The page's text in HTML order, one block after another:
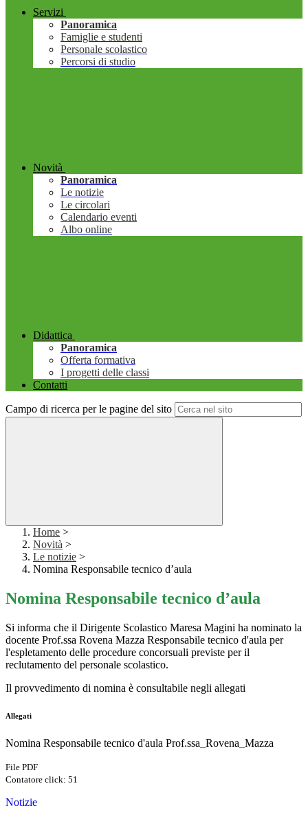
Servizi
Panoramica
Famiglie e studenti
Personale scolastico
Percorsi di studio
Novità
Panoramica
Le notizie
Le circolari
Calendario eventi
Albo online
Didattica
Panoramica
Offerta formativa
I progetti delle classi
Contatti
Campo di ricerca per le pagine del sito
Home >
Novità >
Le notizie >
Nomina Responsabile tecnico d’aula
Nomina Responsabile tecnico d’aula
Si informa che il Dirigente Scolastico Maresa Magini ha nominato la
docente Prof.ssa Rovena Mazza Responsabile tecnico d'aula per
l'espletamento delle procedure concorsuali previste per il
reclutamento del personale scolastico.
Il provvedimento di nomina è consultabile negli allegati
Allegati
Nomina Responsabile tecnico d'aula Prof.ssa_Rovena_Mazza
File PDF
Contatore click: 51
Notizie